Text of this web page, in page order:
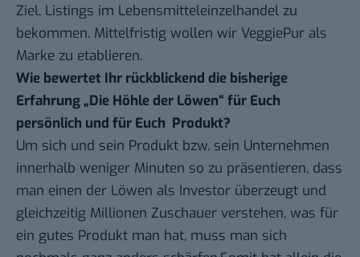
Ziel, Listings im Lebensmitteleinzelhandel zu
bekommen. Mittelfristig wollen wir VeggiePur als
Marke zu etablieren.
Wie bewertet Ihr rückblickend die bisherige
Erfahrung „Die Höhle der Löwen“ für Euch
persönlich und für Euch Produkt?
Um sich und sein Produkt bzw. sein Unternehmen
innerhalb weniger Minuten so zu präsentieren, dass
man einen der Löwen als Investor überzeugt und
gleichzeitig Millionen Zuschauer verstehen, was für
ein gutes Produkt man hat, muss man sich